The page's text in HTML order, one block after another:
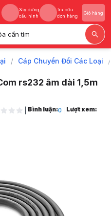
Xây dựng
cấu hình
Tra cứu
đơn hàng
Giỏ hàng
cần tìm
Xây dựng
Tra cứu
/ Cáp Chuyển Đổi Các Loại /
rs232 âm dài 1,5m
âm dài 1,5m Ugreen 20201
kiệm 50.000 VND (-22%)
Bình luận:0
Lượt xem: